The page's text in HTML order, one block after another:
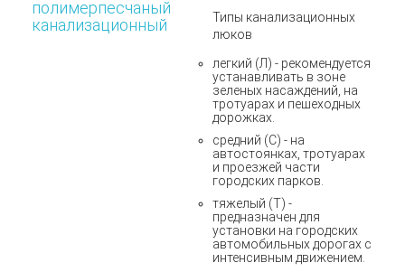
полимерпесчаный
канализационный
Типы канализационных
люков
легкий (Л) - рекомендуется
устанавливать в зоне
зеленых насаждений, на
тротуарах и пешеходных
дорожках.
средний (С) - на
автостоянках, тротуарах
и проезжей части
городских парков.
тяжелый (Т) -
предназначен для
установки на городских
автомобильных дорогах с
интенсивным движением.